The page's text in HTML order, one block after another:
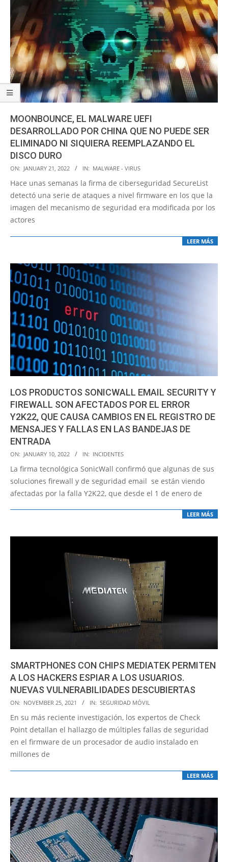
MOONBOUNCE, EL MALWARE UEFI
DESARROLLADO POR CHINA QUE NO PUEDE SER
ELIMINADO NI SIQUIERA REEMPLAZANDO EL
DISCO DURO
2022-
01-
21
ON: JANUARY 21, 2022 IN: MALWARE - VIRUS
Hace unas semanas la firma de ciberseguridad SecureList
detectó una serie de ataques a nivel firmware en los que la
imagen del mecanismo de seguridad era modificada por los
actores
LEER MÁS
LOS PRODUCTOS SONICWALL EMAIL SECURITY Y
FIREWALL SON AFECTADOS POR EL ERROR
Y2K22, QUE CAUSA CAMBIOS EN EL REGISTRO DE
MENSAJES Y FALLAS EN LAS BANDEJAS DE
ENTRADA
2022-
01-
ON: JANUARY 10, 2022 IN: INCIDENTES
La firma tecnológica SonicWall confirmó que algunas de sus
soluciones firewall y de seguridad email se están viendo
afectadas por la falla Y2K22, que desde el 1 de enero de
LEER MÁS
SMARTPHONES CON CHIPS MEDIATEK PERMITEN
A LOS HACKERS ESPIAR A LOS USUARIOS.
NUEVAS VULNERABILIDADES DESCUBIERTAS
2021-
11-
25
ON: NOVEMBER 25, 2021 IN: SEGURIDAD MÓVIL
En su más reciente investigación, los expertos de Check
Point detallan el hallazgo de múltiples fallas de seguridad
en el firmware de un procesador de audio instalado en
millones de
LEER MÁS